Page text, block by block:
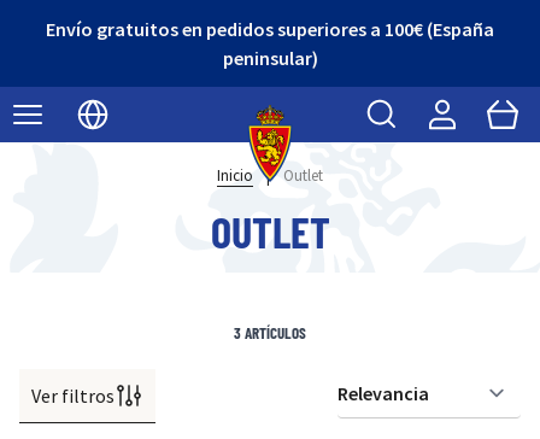
Envío gratuitos en pedidos superiores a 100€ (España
peninsular)
Seleccionar idioma
Buscar Cart
Inicio | Outlet
OUTLET
Ver filtros
3ARTÍCULOS